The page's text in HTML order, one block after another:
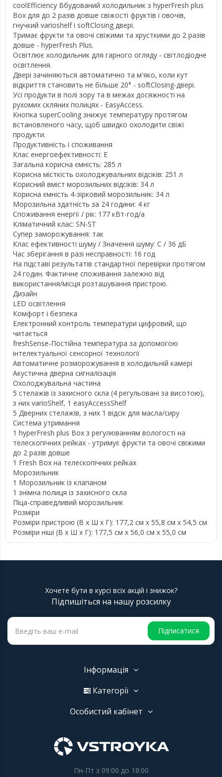
coolEfficiency Вбудований холодильник з hyperFresh plus
Box для до 2 разів довше свіжості фруктів і овочів,
гнучкий varioshelf і softClosing двері.
Тримає фрукти та овочі свіжими та хрусткими до 2 разів
довше - hyperFresh Plus.
Освітлює холодильник для гарного огляду - світлодіодне
освітлення.
Двері зачиняються автоматично та м'яко, коли кут
відкриття становить не більше 20° - softClosing-двері.
Усі продукти в полі зору та в межах досяжності на
рухомих скляних полицях - EasyAccess.
Кнопка superCooling знижує температуру протягом
встановленого часу, щоб швидко охолодити свіжі
продукти.
Продуктивність і споживання
Клас енергоефективності: E
Загальна корисна ємність: 285 л
Корисна місткість охолоджувальних відсіків: 251 л
Корисний вміст морозильних відсіків: 34 л
Корисна ємність 4-зірковий морозильник: 34 л
Морозильна здатність за 24 години: 4 кг
Споживання енергії / рік: 177 кВт-год/а
Кліматичний клас: SN-ST
Супер заморожування: так
Клас ефективності шуму / Значення шуму: C / 36 дБ
Час зберігання в разі несправності: 16 год
На підставі результатів стандартної перевірки протягом
24 годин. Фактичне споживання залежно від
використання/місця розташування пристрою.
Дизайн
LED освітлення
Комфорт і безпека
Електронний контроль температури цифровий, що
читається
freshSense-Постійна температура за допомогою
інтелектуальної сенсорної технології
Автоматичне розморожування в холодильній камері
Акустична дверна сигналізація
Охолоджувальна частина
5 стелажів із захисного скла (4 регульовані за висотою),
з них varioShelf, 1 easyAccessShelf
5 Дверних стелажів, з них 1 відсік для масла/сиру
Система утримання
1 hyperFresh plus Box з регулюванням вологості на
телескопічних рейках - утримує фрукти та овочі свіжими
до 2 разів довше
1 Fresh Box на телескопічних рейках
Морозильник
1 Морозильник із клапаном
1 знімна полиця із захисного скла
Піца-справедливий морозильник
Розміри
Розміри пристрою (В х Ш х Г): 177,2 см х 55,8 см х 54,5 см
Розміри ніші (В х Ш х Г): 177,5 см х 56,0 см х 55,0 см
Хочете бути в курсі всіх акцій і знижок?
Підпишіться на нашу розсилку
Підписатися
Інформація
Категорії
Особистий кабінет
Пн-Пт з 09:00 до 18:00